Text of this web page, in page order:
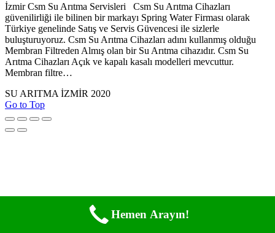
İzmir Csm Su Arıtma Servisleri Csm Su Arıtma Cihazları
güvenilirliği ile bilinen bir markayı Spring Water Firması olarak
Türkiye genelinde Satış ve Servis Güvencesi ile sizlerle
buluşturuyoruz. Csm Su Arıtma Cihazları adını kullanmış olduğu
Membran Filtreden Almış olan bir Su Arıtma cihazıdır. Csm Su
Arıtma Cihazları Açık ve kapalı kasalı modelleri mevcuttur.
Membran filtre…
SU ARITMA İZMİR 2020
Go to Top
Hemen Arayın!